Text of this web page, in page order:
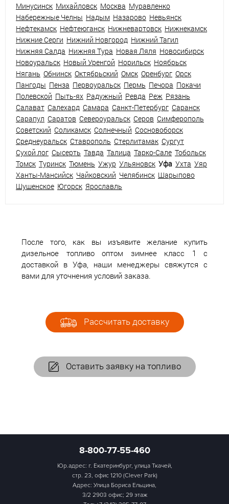
Минусинск Михайловск Москва Муравленко
Набережные Челны Надым Назарово Невьянск
Нефтекамск Нефтеюганск Нижневартовск Нижнекамск
Нижние Серги Нижний Новгород Нижний Тагил
Нижняя Салда Нижняя Тура Новая Ляля Новосибирск
Новоуральск Новый Уренгой Норильск Ноябрьск
Нягань Обнинск Октябрьский Омск Оренбург Орск
Пангоды Пенза Первоуральск Пермь Печора Покачи
Полевской Пыть-ях Радужный Ревда Реж Рязань
Салават Салехард Самара Санкт-Петербург Саранск
Сарапул Саратов Североуральск Серов Симферополь
Советский Соликамск Солнечный Сосновоборск
Среднеуральск Ставрополь Стерлитамак Сургут
Сухой лог Сысерть Тавда Талица Тарко-Сале Тобольск
Томск Туринск Тюмень Ужур Ульяновск Уфа Ухта Уяр
Ханты-Мансийск Чайковский Челябинск Шарыпово
Шушенское Югорск Ярославль
После того, как вы изъявите желание купить
дизельное топливо оптом зимнее класс 1 с
доставкой в Уфа, наши менеджеры свяжутся с
вами для уточнения условий заказа.
Рассчитать доставку
Оставить заявку на топливо
8-800-77-55-460
Юр.адрес: г. Екатеринбург, улица Ткачей,
стр. 23, офис 1210 (Clever Park)
Адрес: Улица Бориса Ельцина,
3/2 2903 офис; 29 этаж